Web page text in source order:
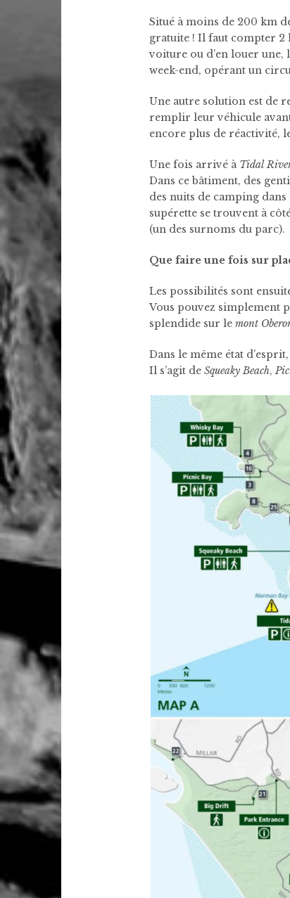
Situé à moins de 200 km
gratuite ! Il faut compter 2
voiture ou d’en louer une,
week-end, opérant un
Une autre solution est de
remplir leur véhicule
encore plus de réactivité,
Une fois arrivé à Tidal
Dans ce bâtiment, des
des nuits de camping
supérette se trouvent à
(un des surnoms du parc).
Que faire une fois sur
Les possibilités sont
Vous pouvez simplement
splendide sur le mont
Dans le même état
Il s’agit de Squeaky Beach,